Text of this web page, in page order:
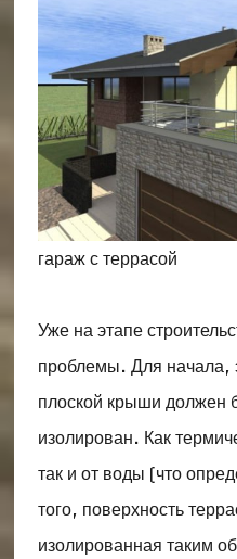
гараж с террасой
Уже на этапе
проблемы. Для начала,
плоской крыши должен
изолирован. Как
так и от воды (что
того, поверхность
изолированная таким